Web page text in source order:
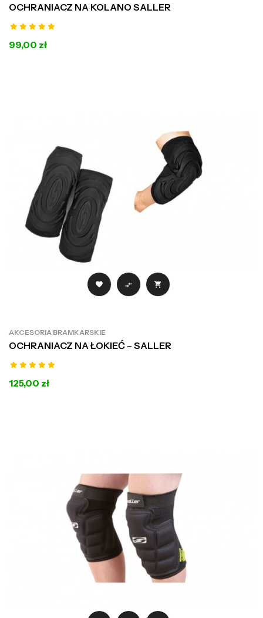
OCHRANIACZ NA KOLANO SALLER
99,00 zł
  
AKCESORIA BRAMKARSKIE
OCHRANIACZ NA ŁOKIEĆ – SALLER
125,00 zł